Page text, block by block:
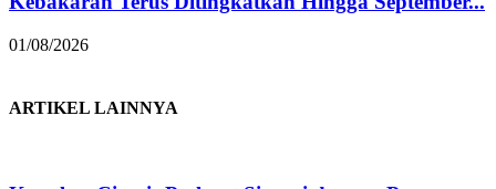
01/08/2026
ARTIKEL LAINNYA